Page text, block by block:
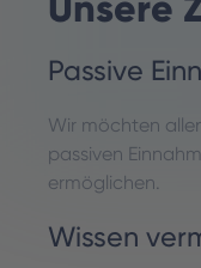
Passive
Wir möchten
passiven
ermöglichen.
Wissen